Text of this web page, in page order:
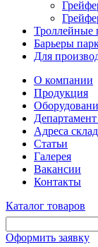
Троллейные
Барьеры
Для
О компании
Продукция
Адреса
Статьи
Галерея
Вакансии
Контакты
Каталог товаров
Оформить заявку